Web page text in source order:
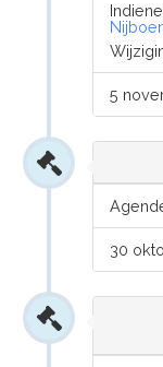
Nijboer
5
30